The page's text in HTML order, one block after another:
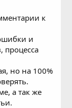
к
и
процесса
но на 100%
а так же